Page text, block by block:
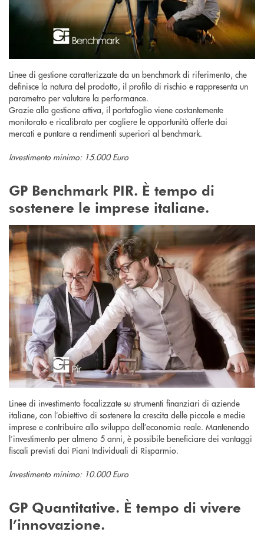
Linee di gestione caratterizzate da un benchmark di riferimento, che
definisce la natura del prodotto, il profilo di rischio e rappresenta un
parametro per valutare la performance.
Grazie alla gestione attiva, il portafoglio viene costantemente
monitorato e ricalibrato per cogliere le opportunità offerte dai
mercati e puntare a rendimenti superiori al benchmark.
Investimento minimo: 15.000 Euro
GP Benchmark PIR. È tempo di
sostenere le imprese italiane.
Linee di investimento focalizzate su strumenti finanziari di aziende
italiane, con l’obiettivo di sostenere la crescita delle piccole e medie
imprese e contribuire allo sviluppo dell’economia reale. Mantenendo
l’investimento per almeno 5 anni, è possibile beneficiare dei vantaggi
fiscali previsti dai Piani Individuali di Risparmio.
Investimento minimo: 10.000 Euro
GP Quantitative. È tempo di vivere
l’innovazione.